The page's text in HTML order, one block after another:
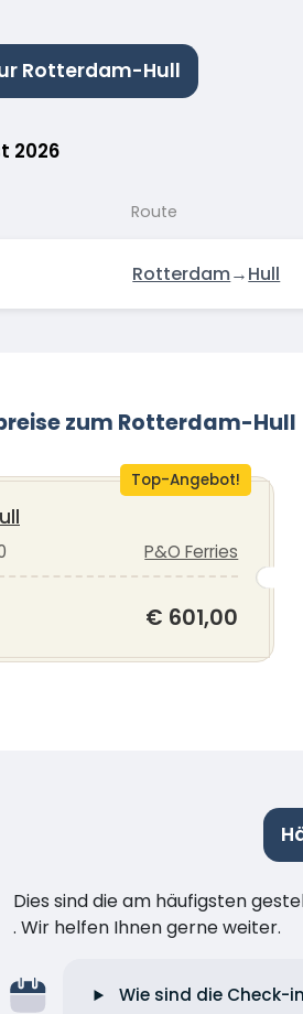
Rotterdam-Hull
2026
Route
Rotterdam→Hull
zum Rotterdam-Hull
Top-Angebot!
P&O Ferries
€ 601,00
Dies sind die am häufigsten
. Wir helfen Ihnen gerne weiter.
Wie sind die Check-